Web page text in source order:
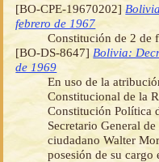
[BO-CPE-19670202]
febrero de 1967
Constitución de 2 de
[BO-DS-8647] Bolivia:
de 1969
En uso de la
Constitucional de la
Constitución Política
Secretario General
ciudadano Walter
posesión de su cargo